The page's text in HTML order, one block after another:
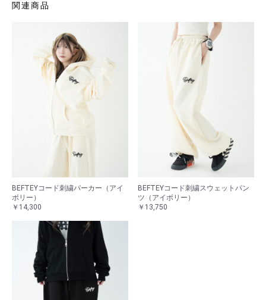
関連商品
BEFTEYコード刺繍パーカー（アイ
ボリー）
￥14,300
BEFTEYコード刺繍スウェットパン
ツ（アイボリー）
￥13,750